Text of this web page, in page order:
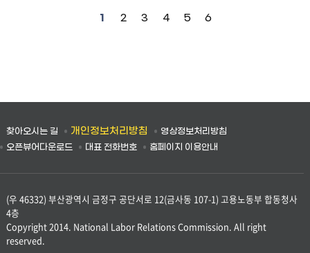
1 2 3 4 5 6
찾아오시는 길 개인정보처리방침
영상정보처리방침
오픈뷰어다운로드
대표 전화번호 홈페이지 이용안내
(우 46332) 부산광역시 금정구 공단서로 12(금사동 107-1) 고용노동부 합동청사
4층
Copyright 2014. National Labor Relations Commission. All right
reserved.